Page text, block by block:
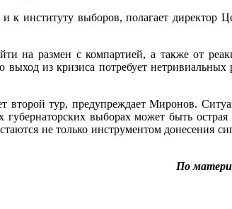
институту выборов, полагает директор
на размен с компартией, а также от
из кризиса потребует
второй тур, предупреждает Миронов.
выборах может быть острая
не только инструментом донесения
По